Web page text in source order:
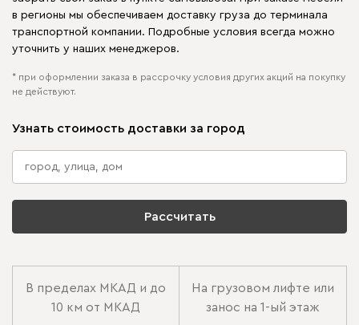
в регионы мы обеспечиваем доставку груза до терминала
транспортной компании. Подробные условия всегда можно
уточнить у наших менеджеров.
* при оформлении заказа в рассрочку условия других акций на покупку
не действуют.
Узнать стоимость доставки за город
Рассчитать
В пределах МКАД и до
10 км от МКАД
На грузовом лифте или
занос на 1-ый этаж